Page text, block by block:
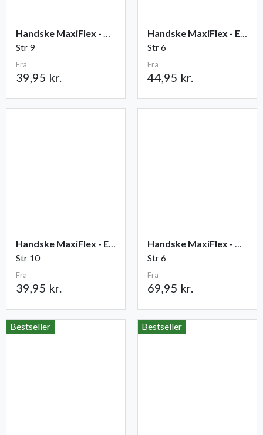
Handske MaxiFlex - Ultimate
Str 9
Fra
39,95 kr.
Handske MaxiFlex - Endurance
Str 6
Fra
44,95 kr.
Handske MaxiFlex - Elite
Str 10
Fra
39,95 kr.
Handske MaxiFlex - Cut
Str 6
Fra
69,95 kr.
Bestseller Bestseller